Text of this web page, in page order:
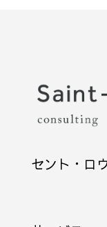
セント・ロ